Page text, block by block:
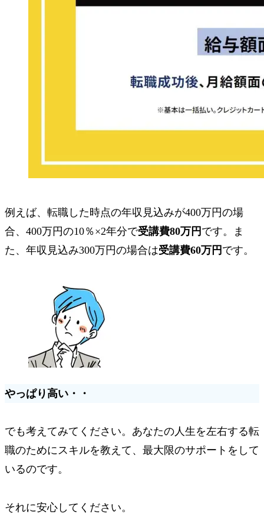
例えば、転職した時点の年収見込みが400万円の場
合、400万円の10％×2年分で受講費80万円 です。ま
た、年収見込み300万円の場合は受講費60万円 です。
やっぱり高い・・
でも考えてみてください。あなたの人生を左右する転
職のためにスキルを教えて、最大限のサポートをして
いるのです。
それに安心してください。